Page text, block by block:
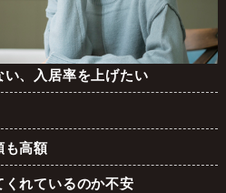
、入居率を上げたい
も高額
れているのか不安